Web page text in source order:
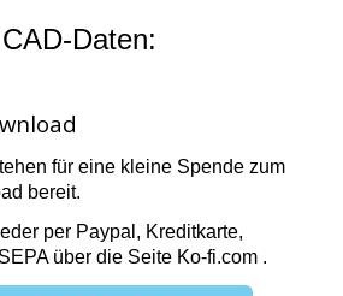
Daten:
für eine kleine Spende zum
bereit.
per Paypal, Kreditkarte,
über die Seite Ko-fi.com .